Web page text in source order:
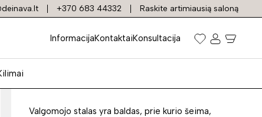
+370 683 44332 Raskite artimiausią saloną
InformacijaKontaktaiKonsultacija
Išskleidžiamas stalas
HORIZON
Valgomojo stalas yra baldas, prie kurio šeima,